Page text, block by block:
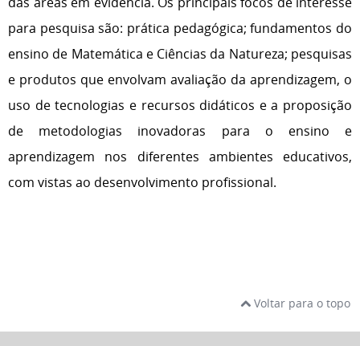
para pesquisa são: prática pedagógica; fundamentos do
ensino de Matemática e Ciências da Natureza; pesquisas
e produtos que envolvam avaliação da aprendizagem, o
uso de tecnologias e recursos didáticos e a proposição
de metodologias inovadoras para o ensino e
aprendizagem nos diferentes ambientes educativos,
com vistas ao desenvolvimento profissional.
Voltar para o topo